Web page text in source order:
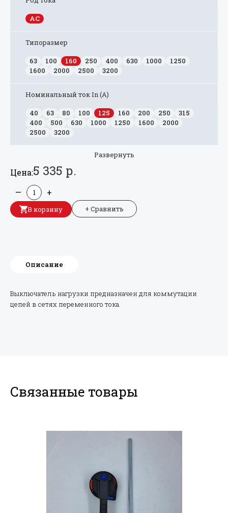
Развернуть
AC
Типоразмер
63
100 160 250 400 630 1000
1250
1600
2000 2500 3200
Номинальный ток In (А)
40
63 80 100 125 160 200 250
315
400
500 630 1000 1250 1600
2000
2500
3200
Цена:5 335 р.
— +
В корзину + Сравнить
Описание
Выключатель нагрузки предназначен для коммутации
цепей в сетях переменного тока.
Связанные товары